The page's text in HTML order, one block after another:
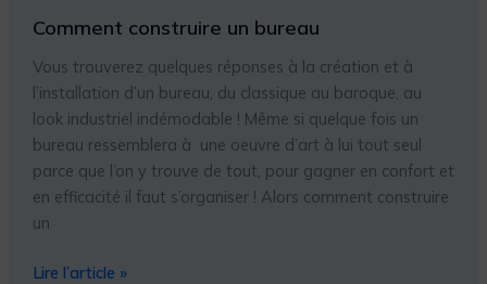
Comment construire un bureau
Vous trouverez quelques réponses à la création et à
l’installation d’un bureau, du classique au baroque, au
look industriel indémodable ! Même si quelque fois un
bureau ressemblera à une oeuvre d’art à lui tout seul
parce que l’on y trouve de tout, pour gagner en confort et
en efficacité il faut s’organiser ! Alors comment construire
un
Lire l’article »